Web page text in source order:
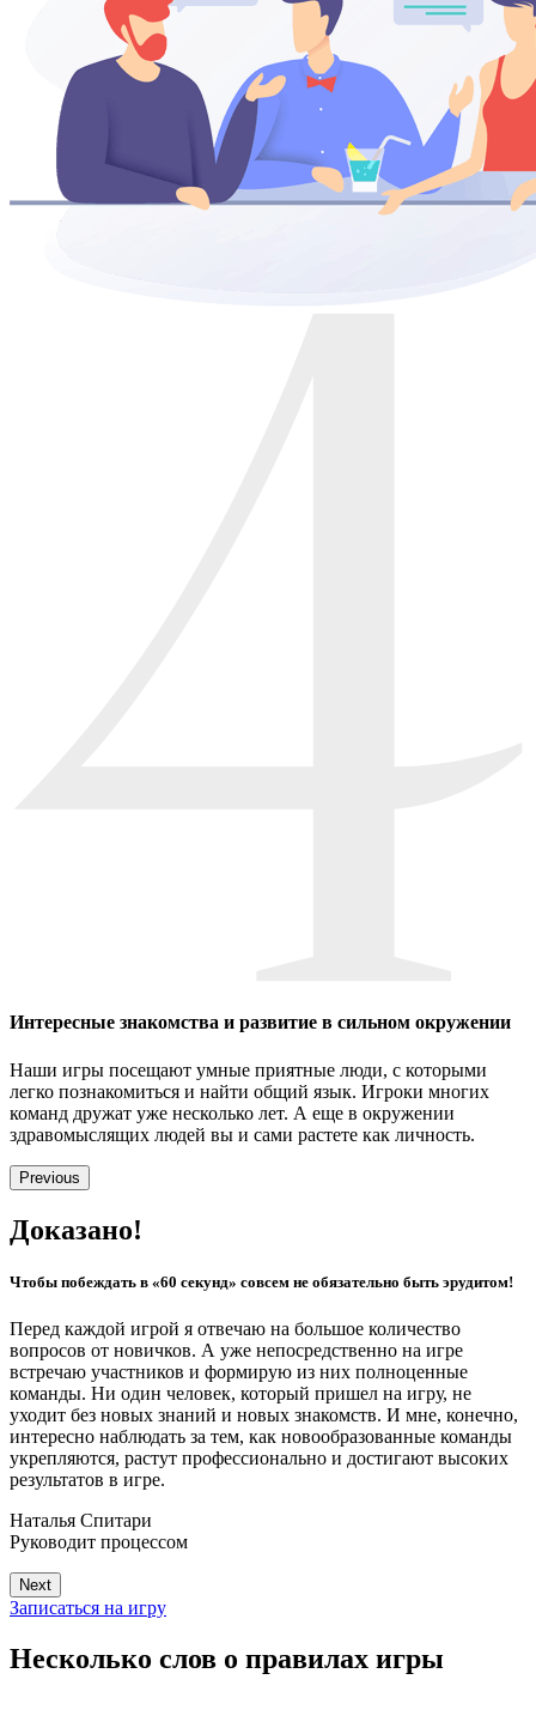
Интересные знакомства и развитие в сильном окружении
Наши игры посещают умные приятные люди, с которыми
легко познакомиться и найти общий язык. Игроки многих
команд дружат уже несколько лет. А еще в окружении
здравомыслящих людей вы и сами растете как личность.
Previous
Доказано!
Чтобы побеждать в «60 секунд» совсем не обязательно быть эрудитом!
Перед каждой игрой я отвечаю на большое количество
вопросов от новичков. А уже непосредственно на игре
встречаю участников и формирую из них полноценные
команды. Ни один человек, который пришел на игру, не
уходит без новых знаний и новых знакомств. И мне, конечно,
интересно наблюдать за тем, как новообразованные команды
укрепляются, растут профессионально и достигают высоких
результатов в игре.
Наталья Спитари
Руководит процессом
Next
Записаться на игру
Несколько слов о правилах игры